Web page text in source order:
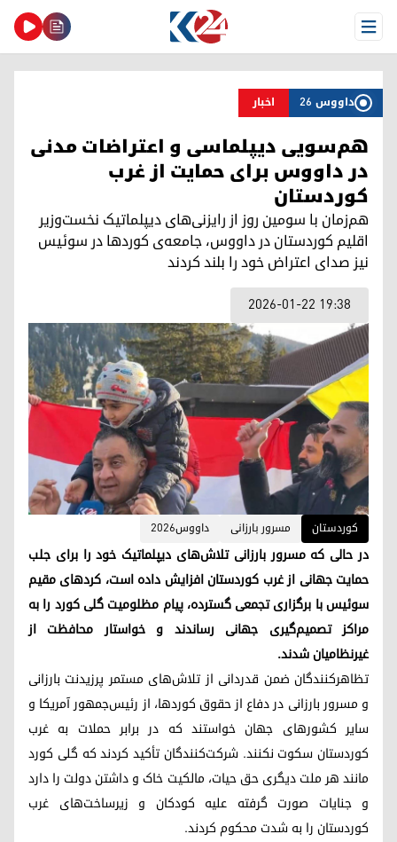
Open Menu
داووس 26 اخبار
هم‌سویی دیپلماسی و اعتراضات مدنی
در داووس برای حمایت از غرب
کوردستان
هم‌زمان با سومین روز از رایزنی‌های دیپلماتیک نخست‌وزیر
اقلیم کوردستان در داووس، جامعه‌ی کوردها در سوئیس
نیز صدای اعتراض خود را بلند کردند
2026-01-22 19:38
کوردستان مسرور بارزانی داووس٢٠٢٦
در حالی که مسرور بارزانی تلاش‌های دیپلماتیک خود را برای جلب
حمایت جهانی از غرب کوردستان افزایش داده است، کردهای مقیم
سوئیس با برگزاری تجمعی گسترده، پیام مظلومیت گلی کورد را به
مراکز تصمیم‌گیری جهانی رساندند و خواستار محافظت از
غیرنظامیان شدند.
تظاهرکنندگان ضمن قدردانی از تلاش‌های مستمر پرزیدنت بارزانی
و مسرور بارزانی در دفاع از حقوق کوردها، از رئیس‌جمهور آمریکا و
سایر کشورهای جهان خواستند که در برابر حملات به غرب
کوردستان سکوت نکنند. شرکت‌کنندگان تأکید کردند که گلی کورد
مانند هر ملت دیگری حق حیات، مالکیت خاک و داشتن دولت را دارد
و جنایات صورت گرفته علیه کودکان و زیرساخت‌های غرب
کوردستان را به شدت محکوم کردند.